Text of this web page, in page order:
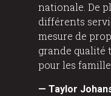
nationale. De
différents
mesure de
grande qualité
pour les
— Taylor